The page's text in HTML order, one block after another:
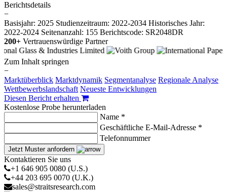
Berichtsdetails
−
Basisjahr: 2025 Studienzeitraum: 2022-2034 Historisches Jahr:
2022-2024 Seitenanzahl: 155 Berichtscode: SR2048DR
200+ Vertrauenswürdige Partner
Zum Inhalt springen
−
Marktüberblick Marktdynamik Segmentanalyse Regionale Analyse
Wettbewerbslandschaft Neueste Entwicklungen
Diesen Bericht erhalten
Kostenlose Probe herunterladen
Name *
Geschäftliche E-Mail-Adresse *
Telefonnummer
Jetzt Muster anfordern
Kontaktieren Sie uns
+1 646 905 0080 (U.S.)
+44 203 695 0070 (U.K.)
sales@straitsresearch.com